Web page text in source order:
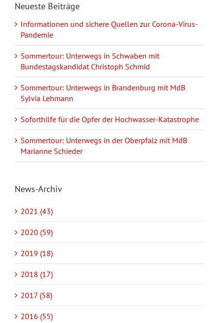
Neueste Beiträge
Informationen und sichere Quellen zur Corona-Virus-
Pandemie
Sommertour: Unterwegs in Schwaben mit
Bundestagskandidat Christoph Schmid
Sommertour: Unterwegs in Brandenburg mit MdB
Sylvia Lehmann
Soforthilfe für die Opfer der Hochwasser-Katastrophe
Sommertour: Unterwegs in der Oberpfalz mit MdB
Marianne Schieder
News-Archiv
2021 (43)
2020 (59)
2019 (18)
2018 (17)
2017 (58)
2016 (55)